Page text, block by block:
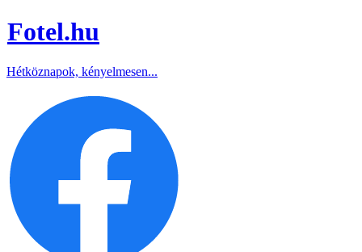
Fotel.hu
Hétköznapok, kényelmesen...